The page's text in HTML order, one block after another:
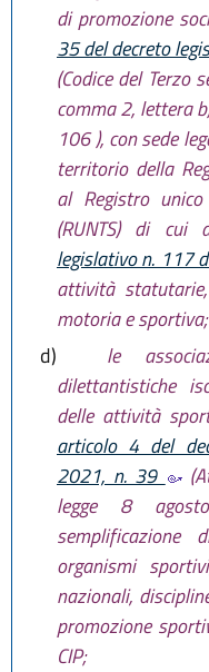
di promozione
35 del decreto
(Codice del Terzo
comma 2, lettera
106 ), con sede
territorio della
al Registro
(RUNTS) di cui
legislativo n. 117
attività
motoria e sportiva;
d)
le
dilettantistiche
delle attività
articolo 4 del
2021, n. 39
legge 8
semplificazione
organismi
nazionali,
promozione
CIP;